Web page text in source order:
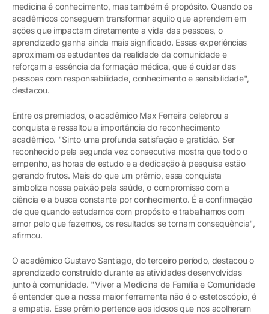
medicina é conhecimento, mas também é propósito. Quando os
acadêmicos conseguem transformar aquilo que aprendem em
ações que impactam diretamente a vida das pessoas, o
aprendizado ganha ainda mais significado. Essas experiências
aproximam os estudantes da realidade da comunidade e
reforçam a essência da formação médica, que é cuidar das
pessoas com responsabilidade, conhecimento e sensibilidade",
destacou.
Entre os premiados, o acadêmico Max Ferreira celebrou a
conquista e ressaltou a importância do reconhecimento
acadêmico. "Sinto uma profunda satisfação e gratidão. Ser
reconhecido pela segunda vez consecutiva mostra que todo o
empenho, as horas de estudo e a dedicação à pesquisa estão
gerando frutos. Mais do que um prêmio, essa conquista
simboliza nossa paixão pela saúde, o compromisso com a
ciência e a busca constante por conhecimento. É a confirmação
de que quando estudamos com propósito e trabalhamos com
amor pelo que fazemos, os resultados se tornam consequência",
afirmou.
O acadêmico Gustavo Santiago, do terceiro período, destacou o
aprendizado construído durante as atividades desenvolvidas
junto à comunidade. "Viver a Medicina de Família e Comunidade
é entender que a nossa maior ferramenta não é o estetoscópio, é
a empatia. Esse prêmio pertence aos idosos que nos acolheram